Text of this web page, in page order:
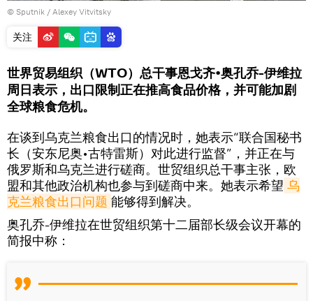
© Sputnik / Alexey Vitvitsky
关注
世界贸易组织（WTO）总干事恩戈齐•奥孔乔-伊维拉
周日表示，出口限制正在推高食品价格，并可能加剧
全球粮食危机。
在谈到乌克兰粮食出口的情况时，她表示“联合国秘书
长（安东尼奥•古特雷斯）对此进行监督”，并正在与
俄罗斯和乌克兰进行磋商。世贸组织总干事主张，欧
盟和其他政治机构也参与到磋商中来。她表示希望 乌
克兰粮食出口问题 能够得到解决。
奥孔乔-伊维拉在世贸组织第十二届部长级会议开幕的
简报中称：